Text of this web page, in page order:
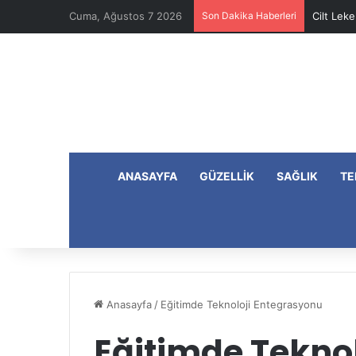
Cuma, Ağustos 7 2026 Son Dakika Haberleri Cilt
ANASAYFA GÜZELLIK SAĞLIK
Anasayfa / Eğitimde Teknoloji Entegrasyonu